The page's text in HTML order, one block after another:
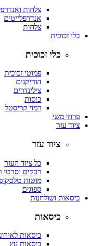
צלחות ואנדרפלייטים
אנדרפלייטים
צלחות
כלי זכוכית
כלי זכוכית
פמוטי זכוכית
הוריקנים
צילינדרים
כוסות
דמוי קריסטל
פרחי משי
ציוד עזר
ציוד עזר
כל ציוד העזר
דבקים וסרטי הדבקה
מוטות טלסקופיים
ספוגים
כיסאות ושולחנות
כיסאות
כיסאות לאירועים
כיסאות עץ